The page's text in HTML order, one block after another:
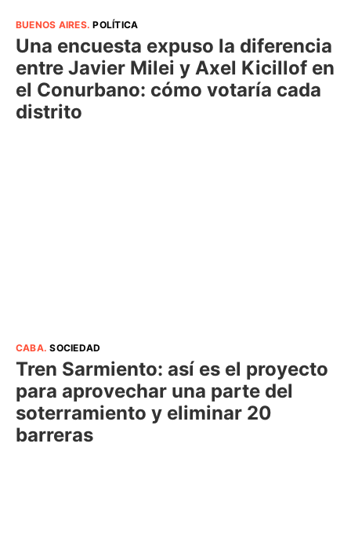
BUENOS AIRES.POLÍTICA
Una encuesta expuso la diferencia
entre Javier Milei y Axel Kicillof en
el Conurbano: cómo votaría cada
distrito
CABA.SOCIEDAD
Tren Sarmiento: así es el proyecto
para aprovechar una parte del
soterramiento y eliminar 20
barreras